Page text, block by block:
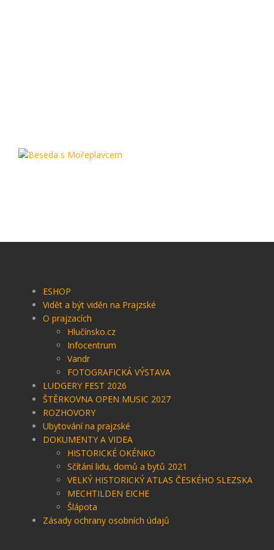
ESHOP
Vidět a být viděn na Prajzské
O prajzacích
Hlučínsko.cz
Infocentrum
Vandr
FOTOGRAFICKÁ VÝSTAVA
LUDGERY FEST 2026
ŠTĚRKOVNA OPEN MUSIC 2027
ROZHOVORY
Ubytování na prajzské
DOKUMENTY A VIDEA
HISTORICKÉ OKÉNKO
Sčítání lidu, domů a bytů 2021
VELKÝ HISTORICKÝ ATLAS ČESKÉHO SLEZSKA
MECHTILDEN EICHE
Šlápota
Zásady ochrany osobních údajů